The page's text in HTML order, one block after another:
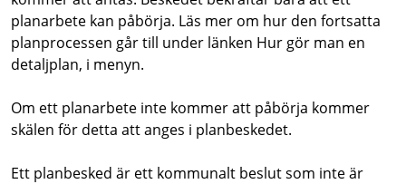
planarbete kan påbörja. Läs mer om hur den fortsatta
planprocessen går till under länken Hur gör man en
detaljplan, i menyn.
Om ett planarbete inte kommer att påbörja kommer
skälen för detta att anges i planbeskedet.
Ett planbesked är ett kommunalt beslut som inte är